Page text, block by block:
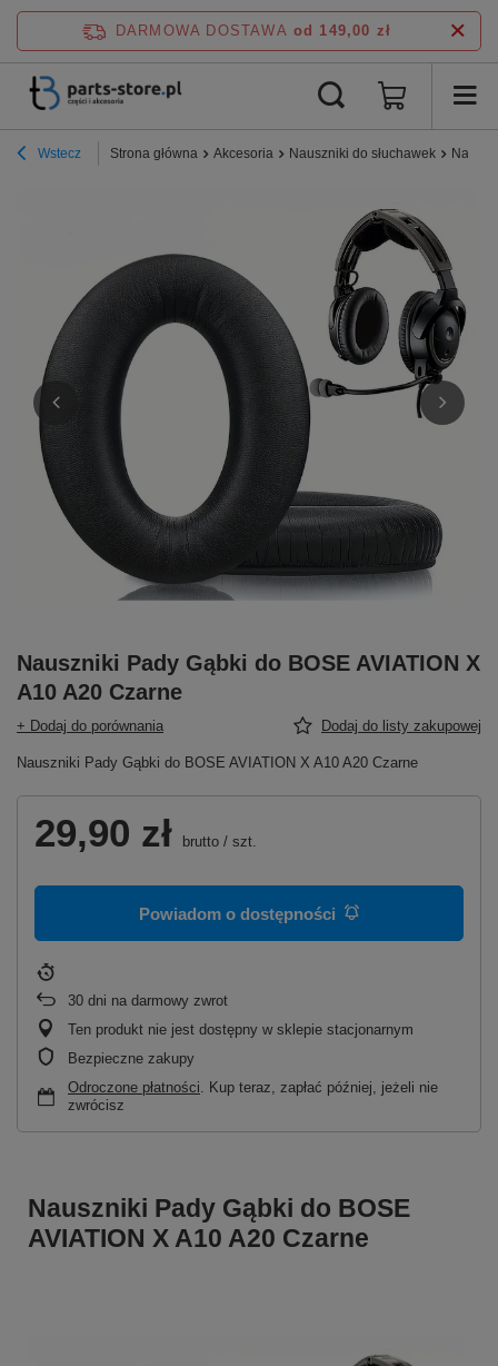
DARMOWA DOSTAWA od 149,00 zł
Wstecz Strona główna Akcesoria Nauszniki do słuchawek
Nauszniki Pady Gąbki do BOSE AVIATION X
A10 A20 Czarne
+ Dodaj do porównania Dodaj do listy zakupowej
Nauszniki Pady Gąbki do BOSE AVIATION X A10 A20 Czarne
29,90 zł brutto / szt.
Powiadom o dostępności
30 dni na darmowy zwrot
Ten produkt nie jest dostępny w sklepie stacjonarnym
Bezpieczne zakupy
Odroczone płatności . Kup teraz, zapłać później, jeżeli nie
zwrócisz
Nauszniki Pady Gąbki do BOSE
AVIATION X A10 A20 Czarne